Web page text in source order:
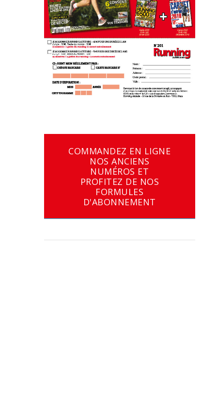
COMMANDEZ EN LIGNE
NOS ANCIENS
NUMÉROS ET
PROFITEZ DE NOS
FORMULES
D'ABONNEMENT